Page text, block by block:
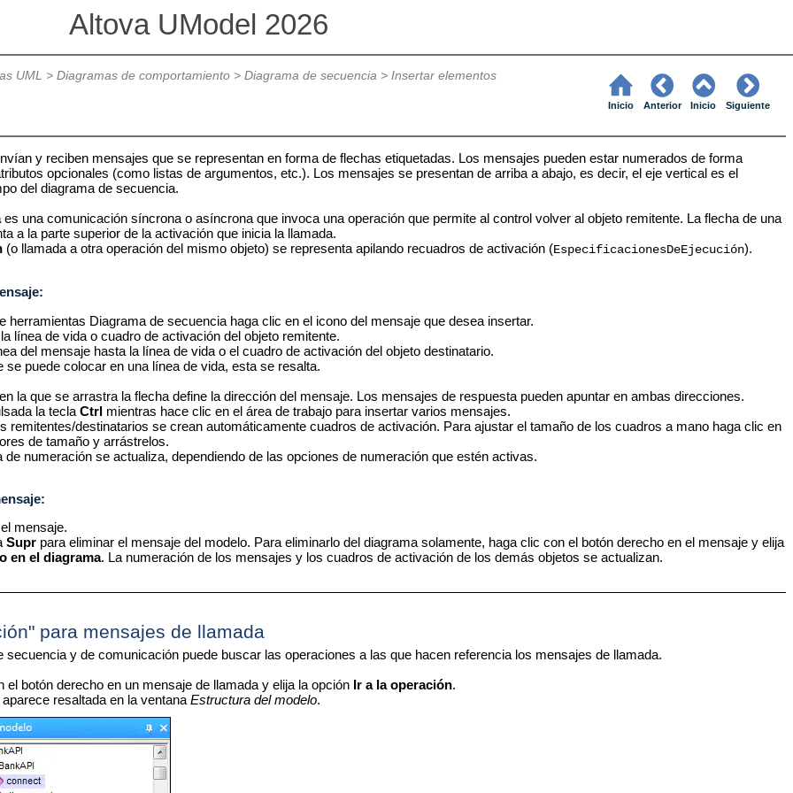
Altova UModel 2026
UML > Diagramas de comportamiento> Diagrama de secuencia> Insertar elementos
Inicio Anterior Inicio Siguiente
y reciben mensajes que se representan en forma de flechas etiquetadas. Los mensajes pueden estar numerados de forma
opcionales (como listas de argumentos, etc.). Los mensajes se presentan de arriba a abajo, es decir, el eje vertical es el
del diagrama de secuencia.
es una comunicación síncrona o asíncrona que invoca una operación que permite al control volver al objeto remitente. La flecha de una
a la parte superior de la activación que inicia la llamada.
(o llamada a otra operación del mismo objeto) se representa apilando recuadros de activación (EspecificacionesDeEjecución).
herramientas Diagrama de secuencia haga clic en el icono del mensaje que desea insertar.
línea de vida o cuadro de activación del objeto remitente.
del mensaje hasta la línea de vida o el cuadro de activación del objeto destinatario.
se puede colocar en una línea de vida, esta se resalta.
la que se arrastra la flecha define la dirección del mensaje. Los mensajes de respuesta pueden apuntar en ambas direcciones.
la tecla Ctrlmientras hace clic en el área de trabajo para insertar varios mensajes.
remitentes/destinatarios se crean automáticamente cuadros de activación. Para ajustar el tamaño de los cuadros a mano haga clic en
de tamaño y arrástrelos.
de numeración se actualiza, dependiendo de las opciones de numeración que estén activas.
mensaje.
Suprpara eliminar el mensaje del modelo. Para eliminarlo del diagrama solamente, haga clic con el botón derecho en el mensaje y elija
en el diagrama. La numeración de los mensajes y los cuadros de activación de los demás objetos se actualizan.
para mensajes de llamada
secuencia y de comunicación puede buscar las operaciones a las que hacen referencia los mensajes de llamada.
el botón derecho en un mensaje de llamada y elija la opciónIr a la operación.
resaltada en la ventana Estructura del modelo.